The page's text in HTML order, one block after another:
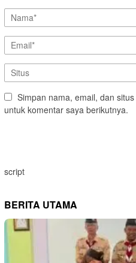
Simpan nama, email, dan
untuk komentar saya berikutnya.
script
BERITA UTAMA